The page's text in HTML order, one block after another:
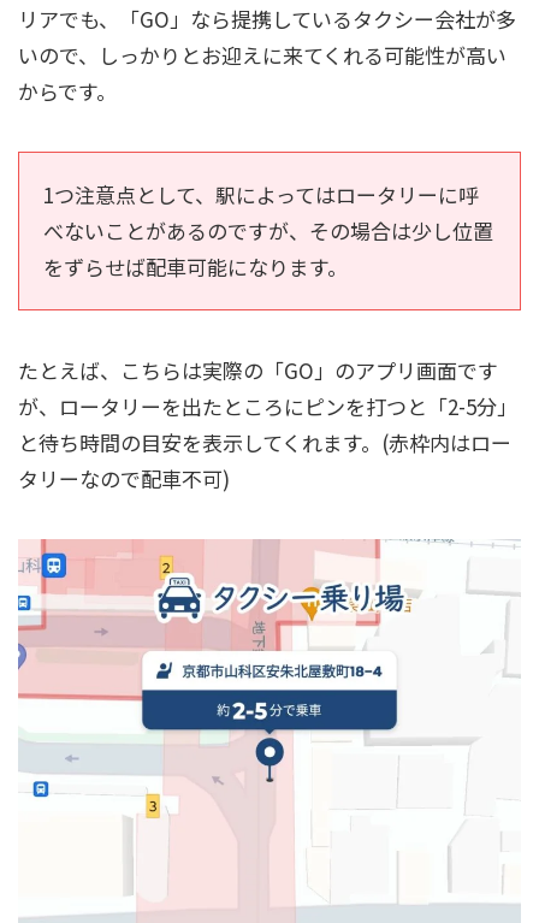
リアでも、「GO」なら提携しているタクシー会社が多
いので、しっかりとお迎えに来てくれる可能性が高い
からです。
1つ注意点として、駅によってはロータリーに呼
べないことがあるのですが、その場合は少し位置
をずらせば配車可能になります。
たとえば、こちらは実際の「GO」のアプリ画面です
が、ロータリーを出たところにピンを打つと「2-5分」
と待ち時間の目安を表示してくれます。(赤枠内はロー
タリーなので配車不可)